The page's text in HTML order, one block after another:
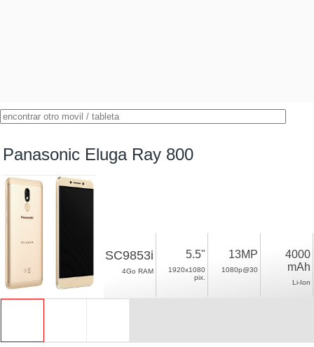
Panasonic Eluga Ray 800
SC9853i
4Go RAM
5.5"
1920x1080
pix.
13MP
1080p@30
4000
mAh
Li-Ion